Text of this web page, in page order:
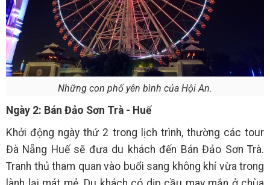
Những con phố yên bình của Hội An.
Ngày 2: Bán Đảo Sơn Trà - Huế
Khởi động ngày thứ 2 trong lịch trình, thường các tour
Đà Nẵng Huế sẽ đưa du khách đến Bán Đảo Sơn Trà.
Tranh thủ tham quan vào buổi sang không khí vừa trong